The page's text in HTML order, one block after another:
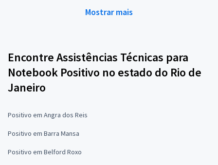
Mostrar mais
Encontre Assistências Técnicas para
Notebook Positivo no estado do Rio de
Janeiro
Positivo em Angra dos Reis
Positivo em Barra Mansa
Positivo em Belford Roxo